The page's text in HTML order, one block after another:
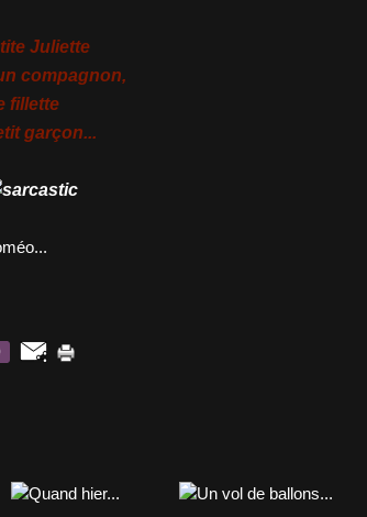
Juliette
compagnon,
fillette
garçon...